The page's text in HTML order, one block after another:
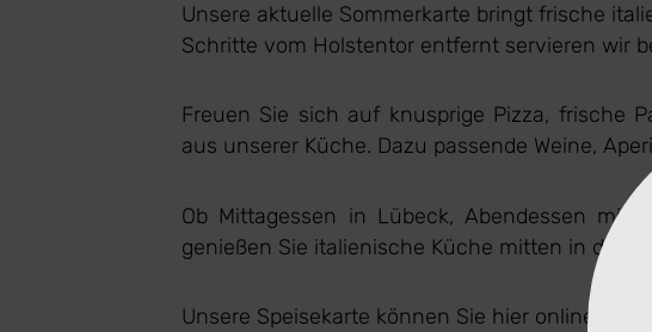
Unsere aktuelle Sommerkarte bringt frische
Schritte vom Holstentor entfernt servieren wir
Freuen Sie sich auf knusprige Pizza, frische
aus unserer Küche. Dazu passende Weine,
Ob Mittagessen in Lübeck, Abendessen mit
genießen Sie italienische Küche mitten in der
Unsere Speisekarte können Sie hier online